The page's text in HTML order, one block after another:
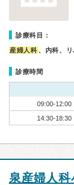
診療科目：
産婦人科 、内科、
診療時間
09:00-12:00
14:30-18:30
泉産婦人